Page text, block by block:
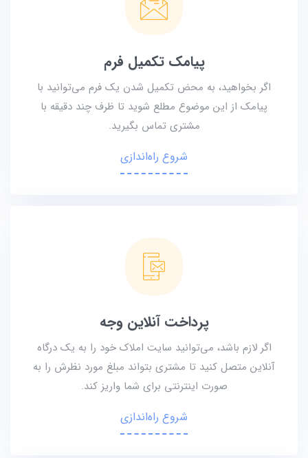
پیامک تکمیل فرم
اگر بخواهید، به محض تکمیل شدن یک فرم می‌توانید با
پیامک از این موضوع مطلع شوید تا ظرف چند دقیقه با
مشتری تماس بگیرید.
شروع راه‌اندازی
پرداخت آنلاین وجه
اگر لازم باشد، می‌توانید سایت املاک خود را به یک درگاه
آنلاین متصل کنید تا مشتری بتواند مبلغ مورد نظرش را به
صورت اینترنتی برای شما واریز کند.
شروع راه‌اندازی